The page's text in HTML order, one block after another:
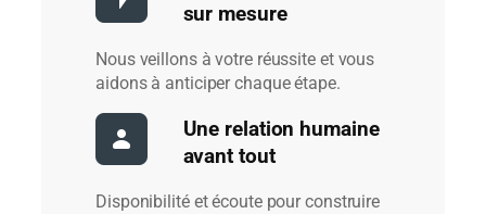
sur mesure
Nous veillons à votre réussite et vous
aidons à anticiper chaque étape.
Une relation humaine
avant tout
Disponibilité et écoute pour construire